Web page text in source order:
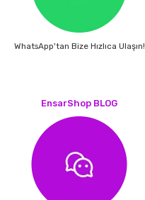
WhatsApp'tan Bize Hızlıca Ulaşın!
EnsarShop BLOG